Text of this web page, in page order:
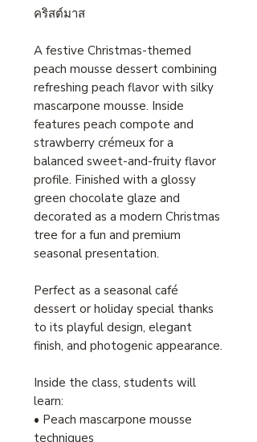
คริสต์มาส
A festive Christmas-themed
peach mousse dessert combining
refreshing peach flavor with silky
mascarpone mousse. Inside
features peach compote and
strawberry crémeux for a
balanced sweet-and-fruity flavor
profile. Finished with a glossy
green chocolate glaze and
decorated as a modern Christmas
tree for a fun and premium
seasonal presentation.
Perfect as a seasonal café
dessert or holiday special thanks
to its playful design, elegant
finish, and photogenic appearance.
Inside the class, students will
learn:
• Peach mascarpone mousse
techniques